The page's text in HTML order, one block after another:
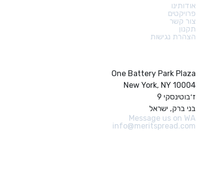
אודותינו
פרויקטים
צור קשר
תקנון
הצהרת נגישות
One Battery Park Plaza
New York, NY 10004
ז׳בוטינסקי 9
בני ברק, ישראל
Message us on WA
info@meritspread.com